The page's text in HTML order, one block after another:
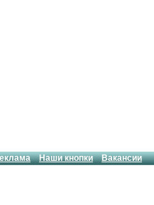
Наши кнопки Вакансии